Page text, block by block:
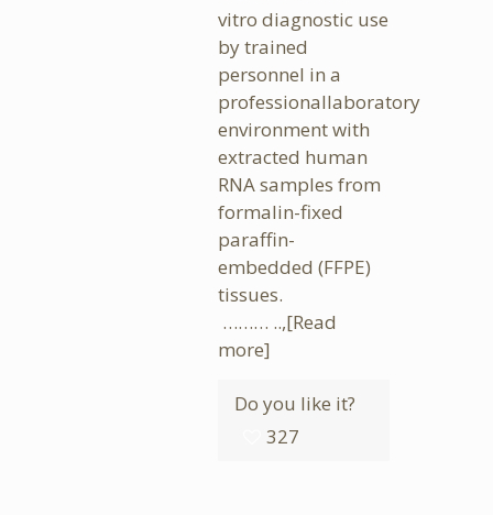
vitro diagnostic use
by trained
personnel in a
professionallaboratory
environment with
extracted human
RNA samples from
formalin-fixed
paraffin-
embedded (FFPE)
tissues.
……… ..,[Read
more]
Do you like it?
327